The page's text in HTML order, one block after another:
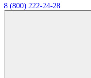
8 (800) 222-24-28